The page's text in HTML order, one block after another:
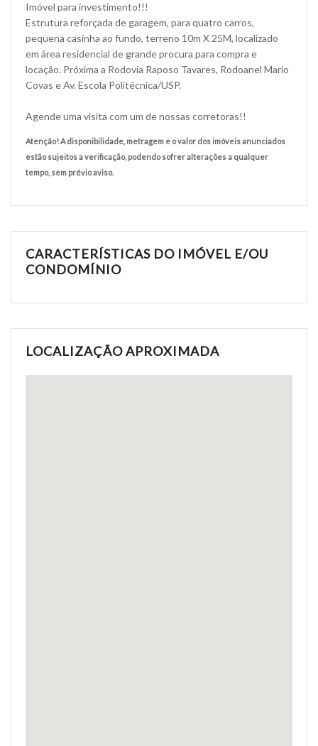
Imóvel para investimento!!!
Estrutura reforçada de garagem, para quatro carros,
pequena casinha ao fundo, terreno 10m X 25M, localizado
em área residencial de grande procura para compra e
locação. Próxima a Rodovia Raposo Tavares, Rodoanel Mario
Covas e Av. Escola Politécnica/USP.
Agende uma visita com um de nossas corretoras!!
Atenção! A disponibilidade, metragem e o valor dos imóveis anunciados
estão sujeitos a verificação, podendo sofrer alterações a qualquer
tempo, sem prévio aviso.
CARACTERÍSTICAS DO IMÓVEL E/OU
CONDOMÍNIO
LOCALIZAÇÃO APROXIMADA